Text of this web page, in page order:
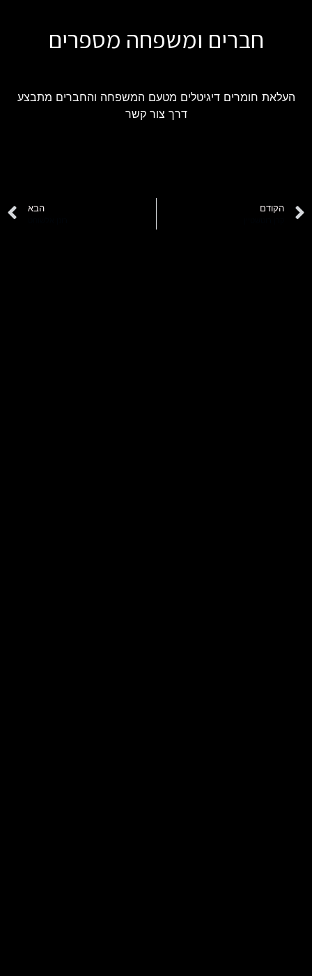
חברים ומשפחה מספרים
העלאת חומרים דיגיטלים מטעם המשפחה והחברים מתבצע
דרך צור קשר
הקודם הבא